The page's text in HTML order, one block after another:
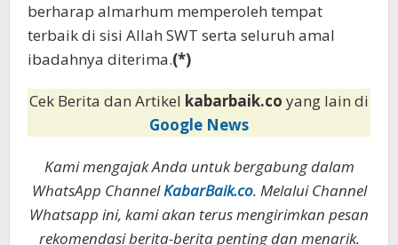
berharap almarhum memperoleh tempat
terbaik di sisi Allah SWT serta seluruh amal
ibadahnya diterima.(*)
Cek Berita dan Artikel kabarbaik.co yang lain di
Google News
Kami mengajak Anda untuk bergabung dalam
WhatsApp ChannelKabarBaik.co. Melalui Channel
Whatsapp ini, kami akan terus mengirimkan pesan
rekomendasi berita-berita penting dan menarik.